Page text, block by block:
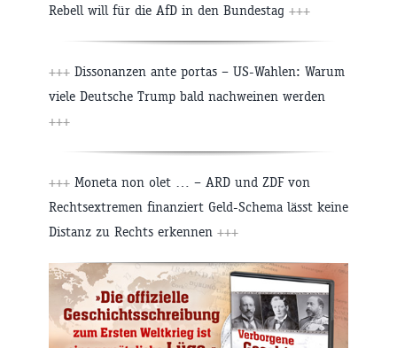
Rebell will für die AfD in den Bundestag +++
+++ Dissonanzen ante portas – US-Wahlen: Warum
viele Deutsche Trump bald nachweinen werden
+++
+++ Moneta non olet … – ARD und ZDF von
Rechtsextremen finanziert Geld-Schema lässt keine
Distanz zu Rechts erkennen +++